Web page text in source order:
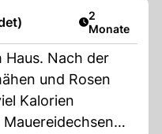
Artikel
2
Monate
Haus. Nach der
und Rosen
Kalorien